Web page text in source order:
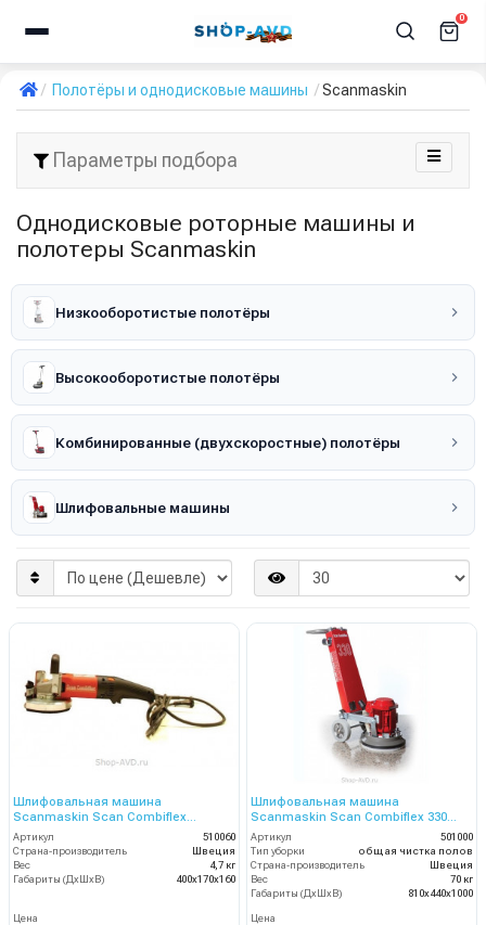
0
Полотёры и однодисковые машины Scanmaskin
Параметры подбора
Однодисковые роторные машины и
полотеры Scanmaskin
Низкооборотистые полотёры
Высокооборотистые полотёры
Комбинированные (двухскоростные) полотёры
Шлифовальные машины
Шлифовальная машина
Scanmaskin Scan Combiflex
Handyman 125
Артикул
510060
Страна-производитель
Швеция
Вес
4,7 кг
Габариты (ДхШхВ)
400х170х160
Цена
Шлифовальная машина
Scanmaskin Scan Combiflex 330
(501000)
Артикул
501000
Тип уборки
общая чистка полов
Страна-производитель
Швеция
Вес
70 кг
Габариты (ДхШхВ)
810х440х1000
Цена